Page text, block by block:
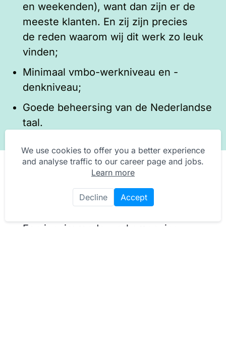
en weekenden), want dan zijn er de
meeste klanten. En zij zijn precies
de reden waarom wij dit werk zo leuk
vinden;
Minimaal vmbo-werkniveau en -
denkniveau;
Goede beheersing van de Nederlandse
taal.
Dit heeft de Douglas jou te
Een inspirerende werkomgeving;
We use cookies to offer you a better experience
and analyse traffic to our career page and jobs.
Learn more
Decline Accept